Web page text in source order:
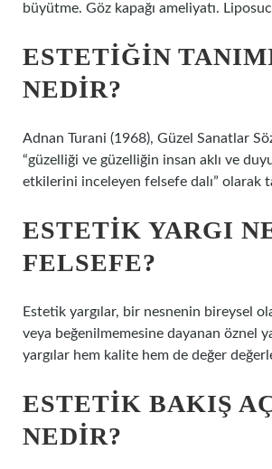
büyütme. Göz kapağı ameliyatı.
ESTETIĞIN
NEDIR?
Adnan Turani (1968), Güzel Sanatlar
“güzelliği ve güzelliğin insan aklı ve
etkilerini inceleyen felsefe dalı” olarak
ESTETIK YARGI
FELSEFE?
Estetik yargılar, bir nesnenin bireysel
veya beğenilmemesine dayanan öznel
yargılar hem kalite hem de değer
ESTETIK BAKIŞ
NEDIR?